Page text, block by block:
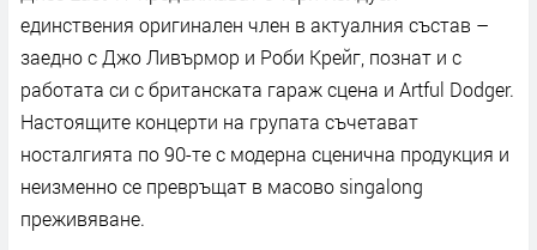
единствения оригинален член в актуалния състав –
заедно с Джо Ливърмор и Роби Крейг, познат и с
работата си с британската гараж сцена и Artful Dodger.
Настоящите концерти на групата съчетават
носталгията по 90-те с модерна сценична продукция и
неизменно се превръщат в масово singalong
преживяване.